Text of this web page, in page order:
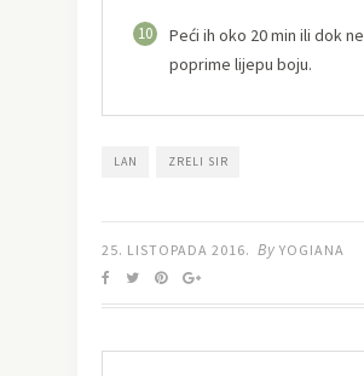
10
Peći ih oko 20 min ili dok ne
poprime lijepu boju.
LAN ZRELI SIR
25. LISTOPADA 2016. By YOGIANA